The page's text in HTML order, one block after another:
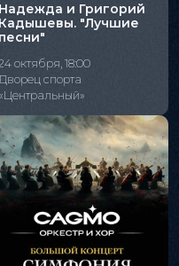
Надежда и Григорий
Кадышевы. "Лучшие
песни"
октября, 18:00
спорта
«Центральный»